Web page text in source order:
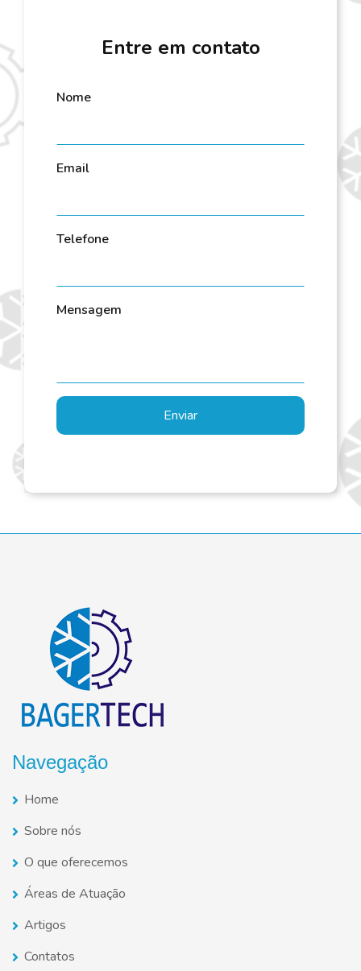
Entre em contato
Nome
Email
Telefone
Mensagem
Enviar
Navegação
Home
Sobre nós
O que oferecemos
Áreas de Atuação
Artigos
Contatos